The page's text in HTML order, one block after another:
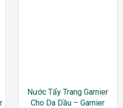
Nước Tẩy Trang Garnier
Cho Da Dầu – Garnier